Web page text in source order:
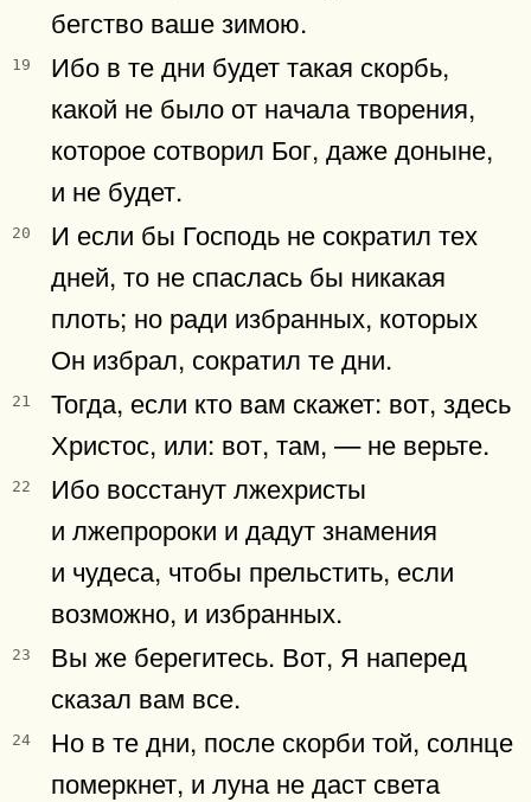
бегство ваше зимою.
19
Ибо в те дни будет такая скорбь,
какой не было от начала творения,
которое сотворил Бог, даже доныне,
и не будет.
20
И если бы Господь не сократил тех
дней, то не спаслась бы никакая
плоть; но ради избранных, которых
Он избрал, сократил те дни.
21
Тогда, если кто вам скажет: вот, здесь
Христос, или: вот, там, — не верьте.
22
Ибо восстанут лжехристы
и лжепророки и дадут знамения
и чудеса, чтобы прельстить, если
возможно, и избранных.
23
Вы же берегитесь. Вот, Я наперед
сказал вам все.
24
Но в те дни, после скорби той, солнце
померкнет, и луна не даст света